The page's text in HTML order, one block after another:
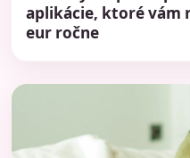
aplikácie, ktoré vám
eur ročne